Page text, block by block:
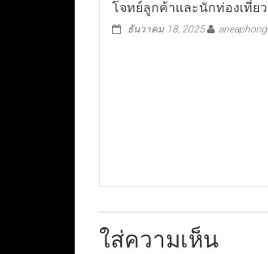
โจทย์ลูกค้าและนักท่องเที่ยว
ธันวาคม 18, 2025 aneaphong
ใส่ความเห็น